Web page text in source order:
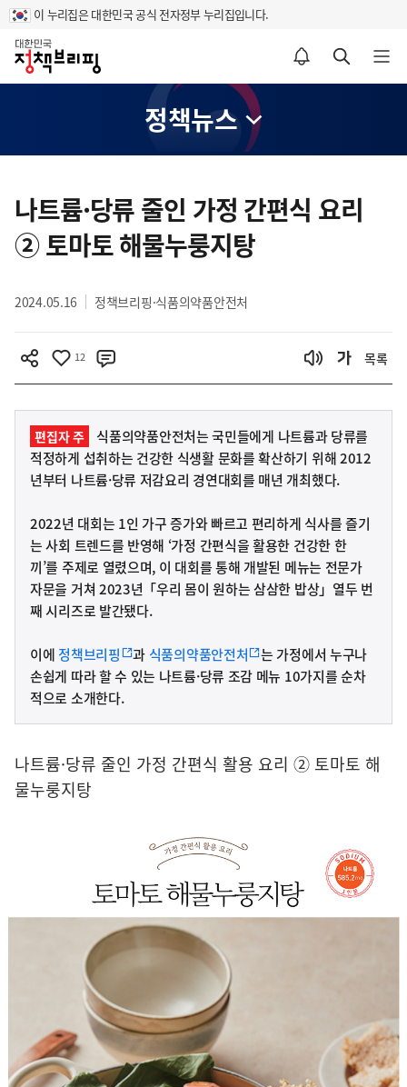
이 누리집은 대한민국 공식 전자정부 누리집입니다.
홈
알림설정 바로가기 검색 바로가기 메뉴 열기
정책뉴스
텐
츠
영
나트륨·당류 줄인 가정 간편식 요리
② 토마토 해물누룽지탕
2024.05.16 정책브리핑·식품의약품안전처
12 목록
편집자 주
식품의약품안전처는 국민들에게 나트륨과 당류를
적정하게 섭취하는 건강한 식생활 문화를 확산하기 위해 2012
년부터 나트륨·당류 저감요리 경연대회를 매년 개최했다.
2022년 대회는 1인 가구 증가와 빠르고 편리하게 식사를 즐기
는 사회 트렌드를 반영해 ‘가정 간편식을 활용한 건강한 한
끼’를 주제로 열렸으며, 이 대회를 통해 개발된 메뉴는 전문가
자문을 거쳐 2023년「우리 몸이 원하는 삼삼한 밥상」열두 번
째 시리즈로 발간됐다.
이에 정책브리핑 과 식품의약품안전처
는 가정에서 누구나
손쉽게 따라 할 수 있는 나트륨·당류 조감 메뉴 10가지를 순차
적으로 소개한다.
나트륨·당류 줄인 가정 간편식 활용 요리 ② 토마토 해
물누룽지탕